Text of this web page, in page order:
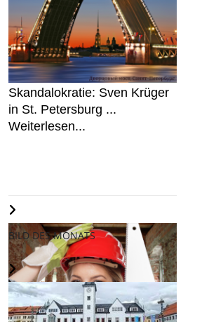
Skandalokratie: Sven Krüger
in St. Petersburg ...
Weiterlesen...
BILD DES MONATS